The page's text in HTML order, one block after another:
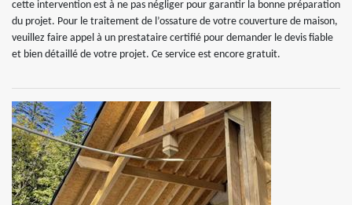
cette intervention est à ne pas négliger pour garantir la bonne préparation
du projet. Pour le traitement de l’ossature de votre couverture de maison,
veuillez faire appel à un prestataire certifié pour demander le devis fiable
et bien détaillé de votre projet. Ce service est encore gratuit.